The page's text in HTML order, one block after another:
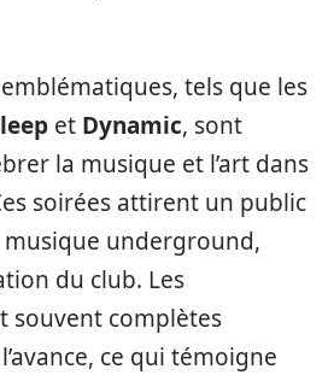
tels que les
et Dynamic, sont
la musique et l’art dans
soirées attirent un public
underground,
du club. Les
souvent complètes
ce qui témoigne